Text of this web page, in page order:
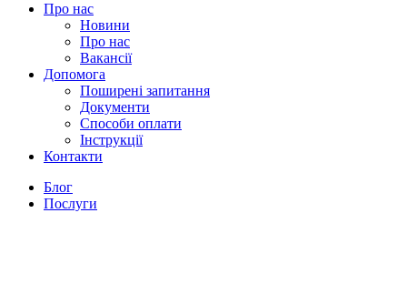
Про нас
Новини
Про нас
Вакансії
Допомога
Поширені запитання
Документи
Способи оплати
Інструкції
Контакти
Блог
Послуги